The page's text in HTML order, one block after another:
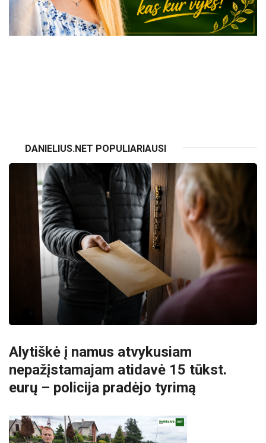
DANIELIUS.NET POPULIARIAUSI
Alytiškė į namus atvykusiam
nepažįstamajam atidavė 15 tūkst.
eurų – policija pradėjo tyrimą